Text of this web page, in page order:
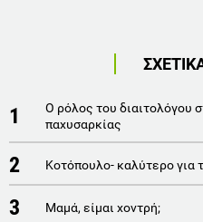
1
Ο ρόλος του διαιτολόγου
παχυσαρκίας
2 Kοτόπουλο- καλύτερο για
3 Μαμά, είμαι χοντρή;